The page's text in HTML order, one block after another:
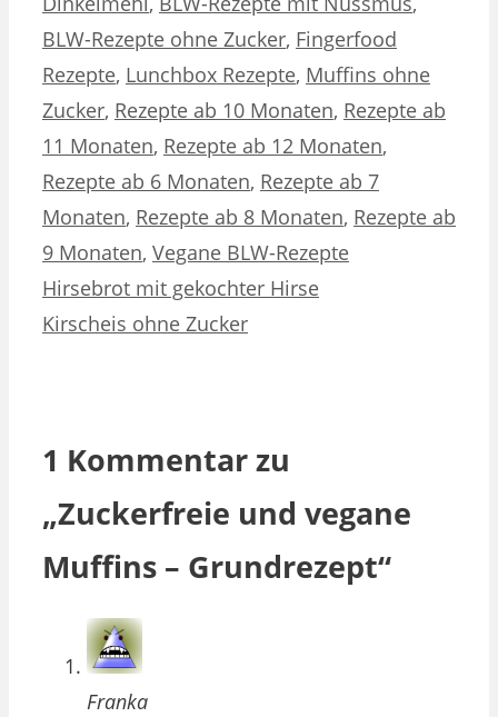
BLW-Rezepte ohne Zucker, Fingerfood
Rezepte, Lunchbox Rezepte, Muffins ohne
Zucker, Rezepte ab 10 Monaten, Rezepte ab
11 Monaten, Rezepte ab 12 Monaten,
Rezepte ab 6 Monaten, Rezepte ab 7
Monaten, Rezepte ab 8 Monaten, Rezepte ab
9 Monaten, Vegane BLW-Rezepte
Hirsebrot mit gekochter Hirse
Kirscheis ohne Zucker
1 Kommentar zu
„Zuckerfreie und vegane
Muffins – Grundrezept“
Franka